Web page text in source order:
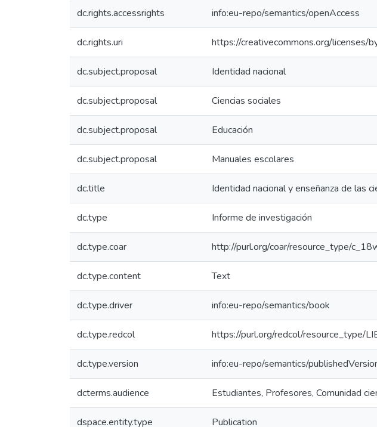
dc.rights.accessrights info:eu-repo/semantics/openAccess
dc.rights.uri https://creativecommons.org/licenses/
dc.subject.proposal Identidad nacional
dc.subject.proposal Ciencias sociales
dc.subject.proposal Educación
dc.subject.proposal Manuales escolares
dc.title Identidad nacional y enseñanza de las
dc.type Informe de investigación
dc.type.coar http://purl.org/coar/resource_type/
dc.type.content Text
dc.type.driver info:eu-repo/semantics/book
dc.type.redcol https://purl.org/redcol/resource_type/
dc.type.version info:eu-repo/semantics/
dcterms.audience Estudiantes, Profesores, Comunidad
dspace.entity.type Publication